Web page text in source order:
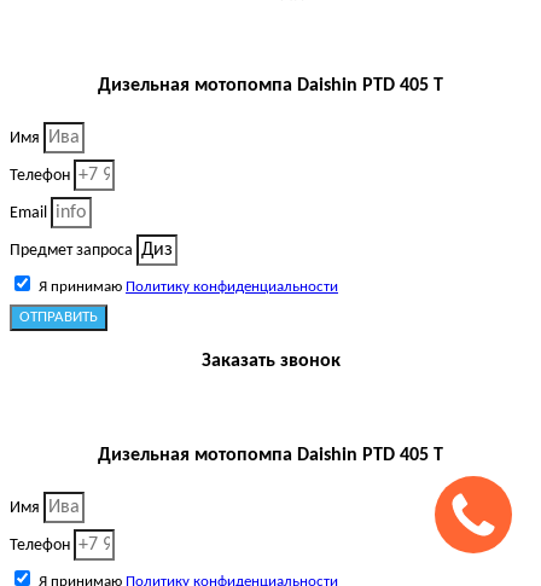
Дизельная мотопомпа Daishin PTD 405 T
Имя
Телефон
Email
Предмет запроса
Я принимаю Политику конфиденциальности
ОТПРАВИТЬ
Заказать звонок
Дизельная мотопомпа Daishin PTD 405 T
Имя
Телефон
Я принимаю Политику конфиденциальности